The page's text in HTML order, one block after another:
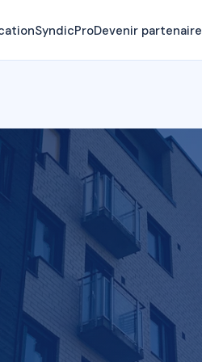
SyndicProDevenir partenaire